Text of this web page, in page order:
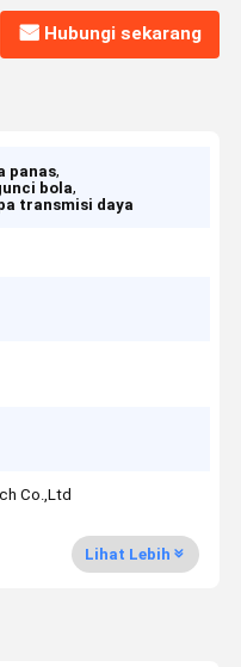
Hubungi sekarang
panas,
bola,
transmisi daya
Co.,Ltd
Lihat Lebih